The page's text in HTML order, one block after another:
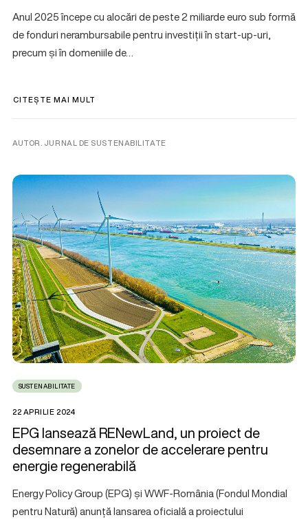
Anul 2025 începe cu alocări de peste 2 miliarde euro sub formă
de fonduri nerambursabile pentru investiții în start-up-uri,
precum și în domeniile de…
CITEȘTE MAI MULT
AUTOR. JURNAL DE SUSTENABILITATE
SUSTENABILITATE
22 APRILIE 2024
EPG lansează RENewLand, un proiect de
desemnare a zonelor de accelerare pentru
energie regenerabilă
Energy Policy Group (EPG) și WWF-România (Fondul Mondial
pentru Natură) anunță lansarea oficială a proiectului